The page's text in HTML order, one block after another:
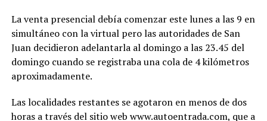
La venta presencial debía comenzar este lunes a las 9 en
simultáneo con la virtual pero las autoridades de San
Juan decidieron adelantarla al domingo a las 23.45 del
domingo cuando se registraba una cola de 4 kilómetros
aproximadamente.
Las localidades restantes se agotaron en menos de dos
horas a través del sitio web www.autoentrada.com, que a